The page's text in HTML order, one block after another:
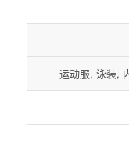
运动服, 泳装,